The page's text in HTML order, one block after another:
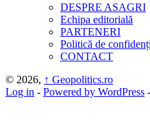
DESPRE ASAGRI
Echipa editorială
PARTENERI
Politică de
CONTACT
© 2026, ↑ Geopolitics.ro
Log in - Powered by WordPress -